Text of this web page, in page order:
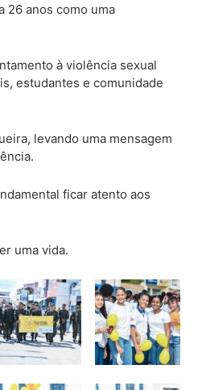
26 anos como uma
à violência sexual
estudantes e comunidade
levando uma mensagem
ficar atento aos
uma vida.